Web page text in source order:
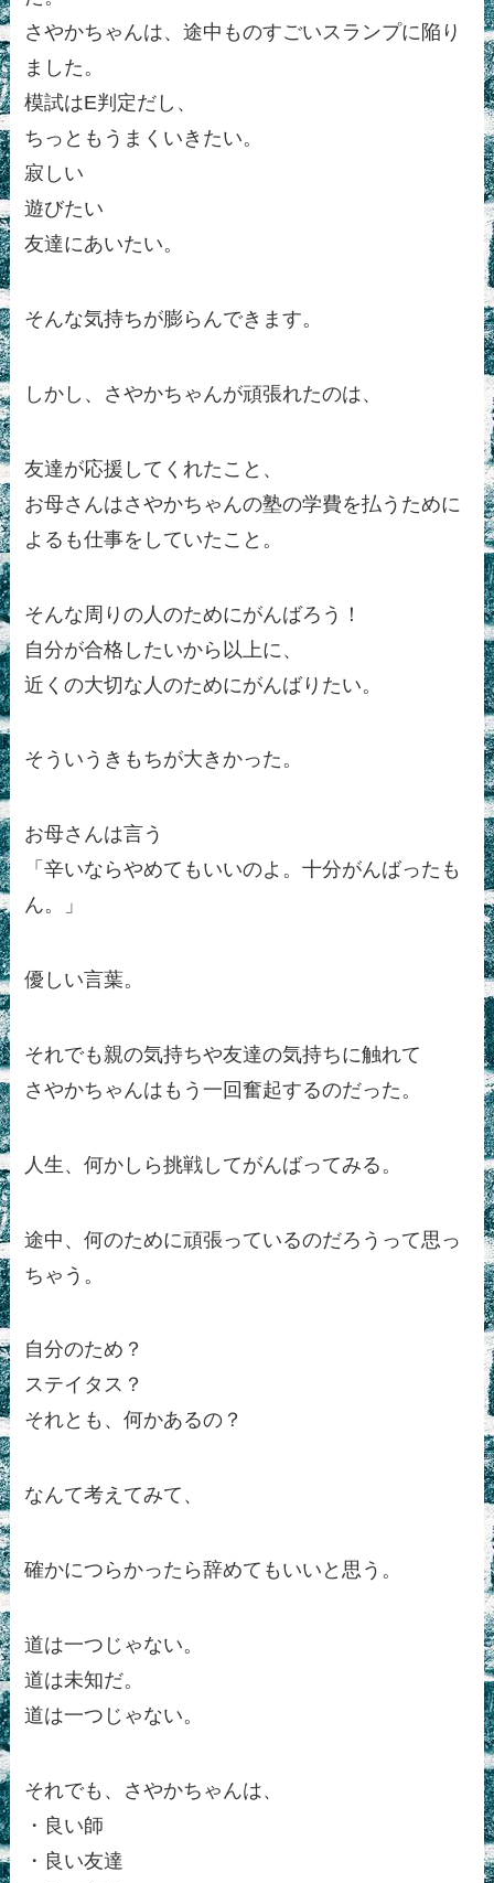
さやかちゃんは、途中ものすごいスランプに陥り
ました。
模試はE判定だし、
ちっともうまくいきたい。
寂しい
遊びたい
友達にあいたい。
そんな気持ちが膨らんできます。
しかし、さやかちゃんが頑張れたのは、
友達が応援してくれたこと、
お母さんはさやかちゃんの塾の学費を払うために
よるも仕事をしていたこと。
そんな周りの人のためにがんばろう！
自分が合格したいから以上に、
近くの大切な人のためにがんばりたい。
そういうきもちが大きかった。
お母さんは言う
「辛いならやめてもいいのよ。十分がんばったも
ん。」
優しい言葉。
それでも親の気持ちや友達の気持ちに触れて
さやかちゃんはもう一回奮起するのだった。
人生、何かしら挑戦してがんばってみる。
途中、何のために頑張っているのだろうって思っ
ちゃう。
自分のため？
ステイタス？
それとも、何かあるの？
なんて考えてみて、
確かにつらかったら辞めてもいいと思う。
道は一つじゃない。
道は未知だ。
道は一つじゃない。
それでも、さやかちゃんは、
・良い師
・良い友達